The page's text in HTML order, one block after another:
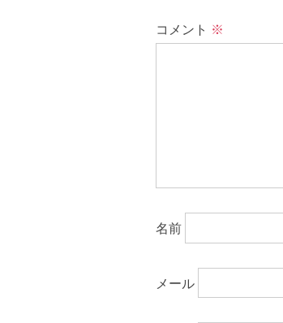
コメント ※
名前
メール